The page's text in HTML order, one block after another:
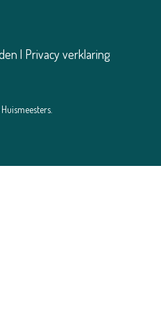
| Privacy verklaring